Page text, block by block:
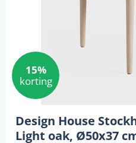
15%
korting
Design House
Light oak, Ø50x37